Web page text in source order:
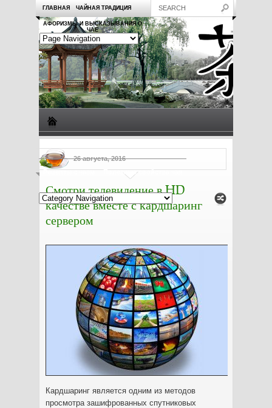
ГЛАВНАЯ ЧАЙНАЯ ТРАДИЦИЯ
АФОРИЗМЫ И ВЫСКАЗЫВАНИЯ О
ЧАЕ
Рецепты с чаем Полезные свойства чая
26 августа, 2016
Смотри телевидение в HD
качестве вместе с кардшаринг
сервером
Кардшаринг является одним из методов
просмотра зашифрованных спутниковых